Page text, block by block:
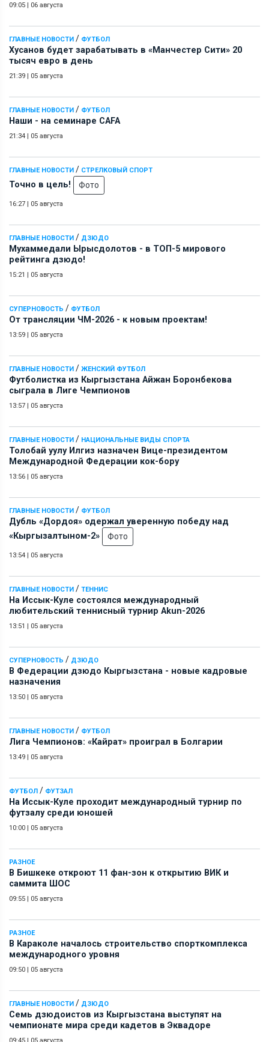
09:05 | 06 августа
ГЛАВНЫЕ НОВОСТИ / ФУТБОЛ
Хусанов будет зарабатывать в «Манчестер Сити» 20
тысяч евро в день
21:39 | 05 августа
ГЛАВНЫЕ НОВОСТИ / ФУТБОЛ
Наши - на семинаре СAFA
21:34 | 05 августа
ГЛАВНЫЕ НОВОСТИ / СТРЕЛКОВЫЙ СПОРТ
Точно в цель! Фото
16:27 | 05 августа
ГЛАВНЫЕ НОВОСТИ / ДЗЮДО
Мухаммедали Ырысдолотов - в ТОП-5 мирового
рейтинга дзюдо!
15:21 | 05 августа
СУПЕРНОВОСТЬ / ФУТБОЛ
От трансляции ЧМ-2026 - к новым проектам!
13:59 | 05 августа
ГЛАВНЫЕ НОВОСТИ / ЖЕНСКИЙ ФУТБОЛ
Футболистка из Кыргызстана Айжан Боронбекова
сыграла в Лиге Чемпионов
13:57 | 05 августа
ГЛАВНЫЕ НОВОСТИ / НАЦИОНАЛЬНЫЕ ВИДЫ СПОРТА
Толобай уулу Илгиз назначен Вице-президентом
Международной Федерации кок-бору
13:56 | 05 августа
ГЛАВНЫЕ НОВОСТИ / ФУТБОЛ
Дубль «Дордоя» одержал уверенную победу над
«Кыргызалтыном-2»
Фото
13:54 | 05 августа
ГЛАВНЫЕ НОВОСТИ / ТЕННИС
На Иссык-Куле состоялся международный
любительский теннисный турнир Akun-2026
13:51 | 05 августа
СУПЕРНОВОСТЬ / ДЗЮДО
В Федерации дзюдо Кыргызстана - новые кадровые
назначения
13:50 | 05 августа
ГЛАВНЫЕ НОВОСТИ / ФУТБОЛ
Лига Чемпионов: «Кайрат» проиграл в Болгарии
13:49 | 05 августа
ФУТБОЛ / ФУТЗАЛ
На Иссык-Куле проходит международный турнир по
футзалу среди юношей
10:00 | 05 августа
РАЗНОЕ
В Бишкеке откроют 11 фан-зон к открытию ВИК и
саммита ШОС
09:55 | 05 августа
РАЗНОЕ
В Караколе началось строительство спорткомплекса
международного уровня
09:50 | 05 августа
ГЛАВНЫЕ НОВОСТИ / ДЗЮДО
Семь дзюдоистов из Кыргызстана выступят на
чемпионате мира среди кадетов в Эквадоре
09:45 | 05 августа